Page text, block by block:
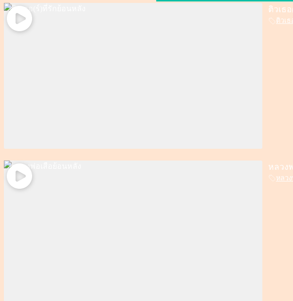
ติวเธ
ติวเ
หลวง
หลว